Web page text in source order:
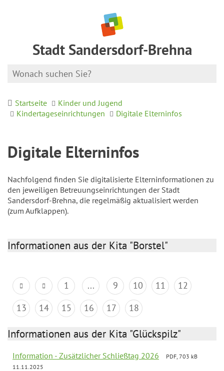
Stadt Sandersdorf-Brehna
Startseite
Kinder und Jugend
Kindertageseinrichtungen
Digitale Elterninfos
Digitale Elterninfos
Nachfolgend finden Sie digitalisierte Elterninformationen zu
den jeweiligen Betreuungseinrichtungen der Stadt
Sandersdorf-Brehna, die regelmäßig aktualisiert werden
(zum Aufklappen).
Informationen aus der Kita "Borstel"
1 ... 9 10 11
12
13
14 15 16 17 18
Informationen aus der Kita "Glückspilz"
Information - Zusätzlicher Schließtag 2026
PDF, 703 kB
11.11.2025